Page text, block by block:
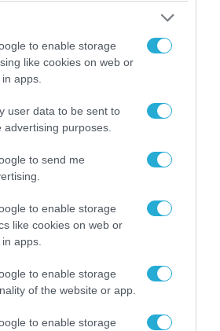
to enable storage
like cookies on web or
apps.
user data to be sent to
purposes.
to send me
to enable storage
like cookies on web or
apps.
to enable storage
of the website or app.
to enable storage
που «κυνηγούν» τον